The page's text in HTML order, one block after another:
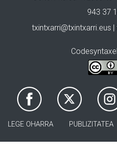
943 37
txintxarri@txintxarri.eus
LEGE OHARRA PUBLIZITATEA